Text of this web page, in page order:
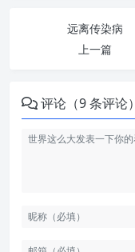
远离传染病
上一篇
评论（9 条评论）